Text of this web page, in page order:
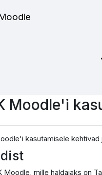
Moodle'i
kasutamisele
Moodle, mille haldajaks on